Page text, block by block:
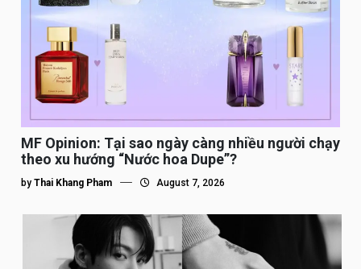
MF Opinion: Tại sao ngày càng nhiều người chạy
theo xu hướng “Nước hoa Dupe”?
by Thai Khang Pham August 7, 2026